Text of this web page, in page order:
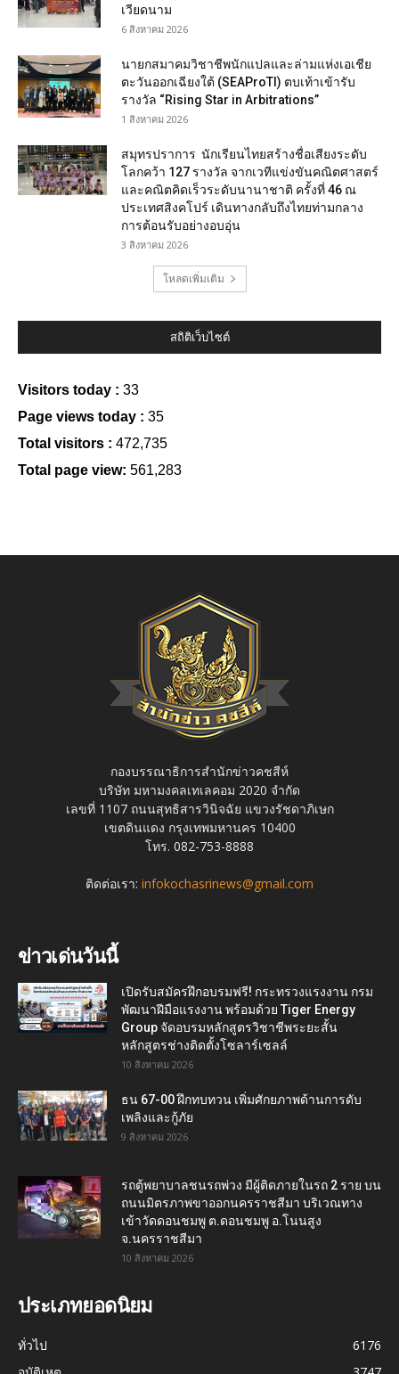
เวียดนาม
6 สิงหาคม 2026
นายกสมาคมวิชาชีพนักแปลและล่ามแห่งเอเชีย
ตะวันออกเฉียงใต้ (SEAProTI) ตบเท้าเข้ารับ
รางวัล “Rising Star in Arbitrations”
1 สิงหาคม 2026
สมุทรปราการ นักเรียนไทยสร้างชื่อเสียงระดับ
โลกคว้า 127 รางวัล จากเวทีแข่งขันคณิตศาสตร์
และคณิตคิดเร็วระดับนานาชาติ ครั้งที่ 46 ณ
ประเทศสิงคโปร์ เดินทางกลับถึงไทยท่ามกลาง
การต้อนรับอย่างอบอุ่น
3 สิงหาคม 2026
โหลดเพิ่มเติม
สถิติเว็บไซต์
Visitors today : 33
Page views today : 35
Total visitors : 472,735
Total page view: 561,283
กองบรรณาธิการสำนักข่าวคชสีห์
บริษัท มหามงคลเทเลคอม 2020 จำกัด
เลขที่ 1107 ถนนสุทธิสารวินิจฉัย แขวงรัชดาภิเษก
เขตดินแดง กรุงเทพมหานคร 10400
โทร. 082-753-8888
ติดต่อเรา: infokochasrinews@gmail.com
ข่าวเด่นวันนี้
เปิดรับสมัครฝึกอบรมฟรี! กระทรวงแรงงาน กรม
พัฒนาฝีมือแรงงาน พร้อมด้วย Tiger Energy
Group จัดอบรมหลักสูตรวิชาชีพระยะสั้น
หลักสูตรช่างติดตั้งโซลาร์เซลล์
10 สิงหาคม 2026
ธน 67-00 ฝึกทบทวน เพิ่มศักยภาพด้านการดับ
เพลิงและกู้ภัย
9 สิงหาคม 2026
รถตู้พยาบาลชนรถพ่วง มีผู้ติดภายในรถ 2 ราย บน
ถนนมิตรภาพขาออกนครราชสีมา บริเวณทาง
เข้าวัดดอนชมพู ต.ดอนชมพู อ.โนนสูง
จ.นครราชสีมา
10 สิงหาคม 2026
ประเภทยอดนิยม
ทั่วไป
6176